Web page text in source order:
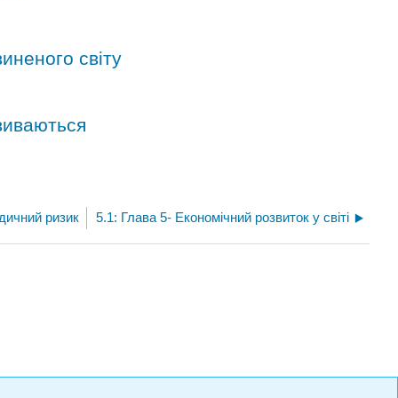
світу
ризик 5.1: Глава 5- Економічний розвиток у світі